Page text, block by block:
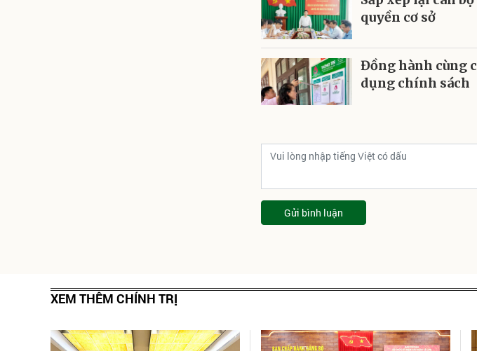
quyền cơ sở
Đồng hành cùng
dụng chính sách
Gửi bình luận
XEM THÊM CHÍNH TRỊ